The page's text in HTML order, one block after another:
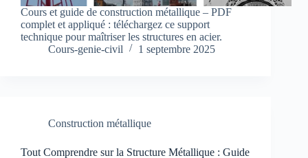
Cours et guide de construction métallique – PDF
complet et appliqué : téléchargez ce support
technique pour maîtriser les structures en acier.
Cours-genie-civil
1 septembre 2025
Construction métallique
Tout Comprendre sur la Structure Métallique : Guide